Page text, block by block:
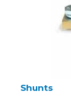
Shunts